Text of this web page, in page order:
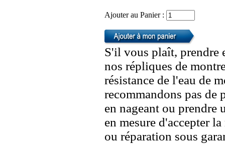
Ajouter au Panier :
S'il vous plaît, prendre
nos répliques de
résistance de l'eau de
recommandons pas de
en nageant ou prendre
en mesure d'accepter
ou réparation sous